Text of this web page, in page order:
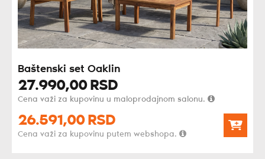
Baštenski set Oaklin
27.990,00 RSD
Cena važi za kupovinu u maloprodajnom salonu.
26.591,00 RSD
Cena važi za kupovinu putem webshopa.